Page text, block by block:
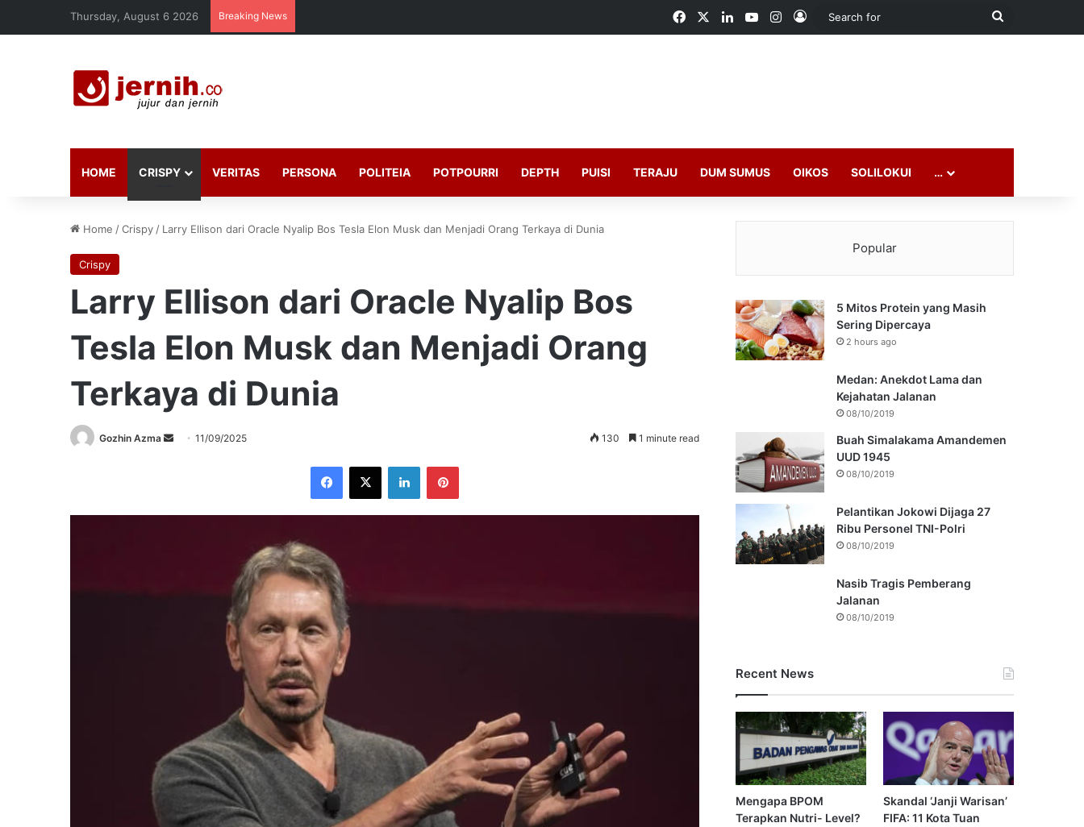
Thursday, August 6 2026 Breaking News FacebookLinkedInYouTubeInstagram
Log In
Search
HOME CRISPY VERITAS PERSONA POLITEIA POTPOURRI DEPTH PUISI TERAJU DUM SUMUS OIKOS SOLILOKUI …
Home /Crispy / Larry Ellison dari Oracle Nyalip Bos Tesla Elon Musk dan Menjadi Orang Terkaya di Dunia
Crispy
Larry Ellison dari Oracle Nyalip Bos
Tesla Elon Musk dan Menjadi Orang
Terkaya di Dunia
Gozhin Azma
Send11/09/2025 130 1 minute read
Facebook
X LinkedInPinterest
Popular
5 Mitos Protein yang Masih
Sering Dipercaya
2 hours ago
Medan: Anekdot Lama dan
Kejahatan Jalanan
08/10/2019
Buah Simalakama Amandemen
UUD 1945
08/10/2019
Pelantikan Jokowi Dijaga 27
Ribu Personel TNI-Polri
08/10/2019
Nasib Tragis Pemberang
Jalanan
08/10/2019
Recent News
Mengapa BPOM
Terapkan Nutri- Level?
Skandal ‘Janji Warisan’
FIFA: 11 Kota Tuan